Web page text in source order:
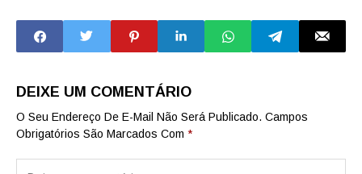
tecnologia para
atuar em escolas
estaduais
procissões e
atrações culturais
DEIXE UM COMENTÁRIO
O Seu Endereço De E-Mail Não Será Publicado. Campos
Obrigatórios São Marcados Com *